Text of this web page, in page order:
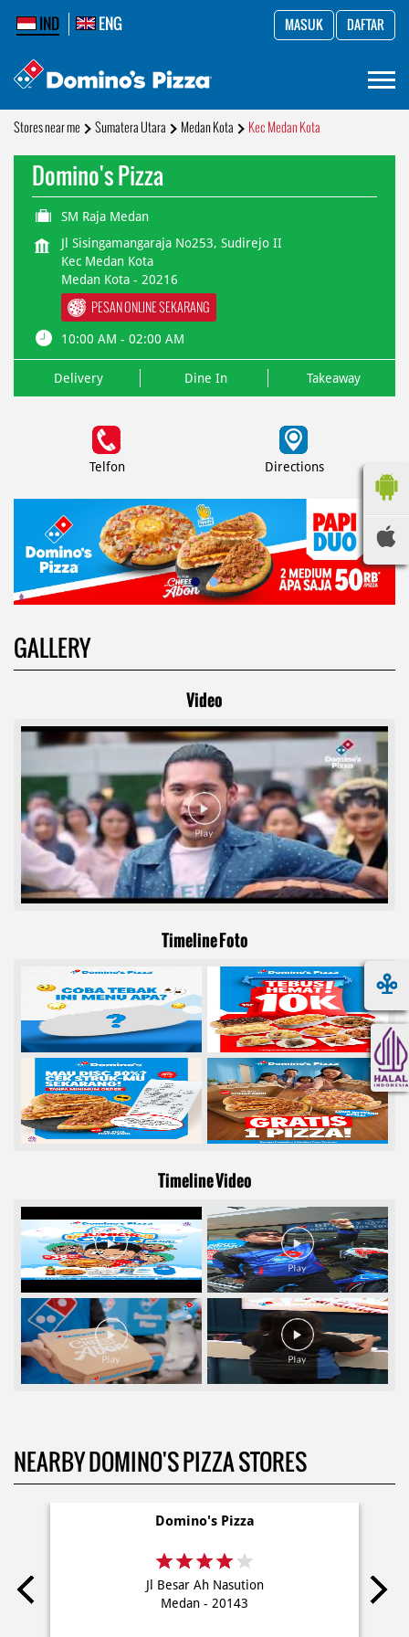
IND ENG MASUK DAFTAR
Stores near me Sumatera Utara Medan Kota Kec Medan Kota
Domino's Pizza
SM Raja Medan
Jl Sisingamangaraja No253, Sudirejo II
Kec Medan Kota
Medan Kota - 20216
PESAN ONLINE SEKARANG
10:00 AM - 02:00 AM
Delivery Dine In Takeaway
Telfon Directions
GALLERY
Video
Timeline Foto
Timeline Video
NEARBY DOMINO'S PIZZA STORES
Domino's Pizza
Jl Besar Ah Nasution
Medan - 20143